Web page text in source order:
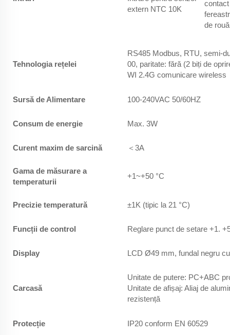
extern NTC 10K
de rouă
Tehnologia rețelei
RS485 Modbus, RTU, semi-
00, paritate: fără (2 biți de
WI 2.4G comunicare wireless
Sursă de Alimentare 100-240VAC 50/60HZ
Consum de energie Max. 3W
Curent maxim de sarcină ＜3A
Gama de măsurare a
temperaturii
+1~+50 °C
Precizie temperatură ±1K (tipic la 21 °C)
Funcții de control Reglare punct de setare +1.
Display LCD Ø49 mm, fundal negru
Carcasă
Unitate de putere: PC+ABC
Unitate de afișaj: Aliaj de
rezistență
Protecție IP20 conform EN 60529